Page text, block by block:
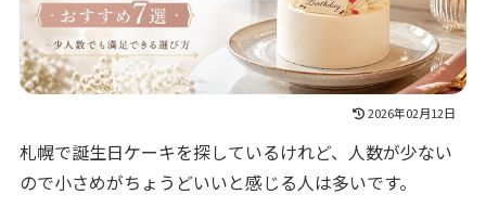
2026年02月12日
札幌で誕生日ケーキを探しているけれど、人数が少ない
ので小さめがちょうどいいと感じる人は多いです。